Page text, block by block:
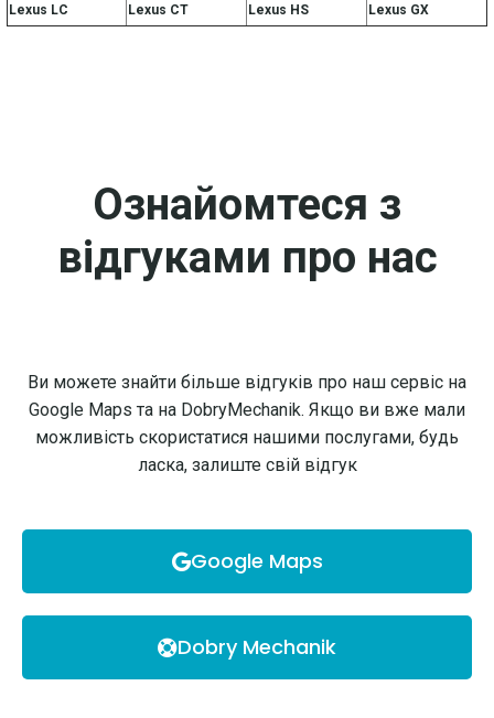
Lexus LC
Lexus CT Lexus HS Lexus GX
Ознайомтеся з
відгуками про нас
Ви можете знайти більше відгуків про наш сервіс на
Google Maps та на DobryMechanik. Якщо ви вже мали
можливість скористатися нашими послугами, будь
ласка, залиште свій відгук
Google Maps
Dobry Mechanik